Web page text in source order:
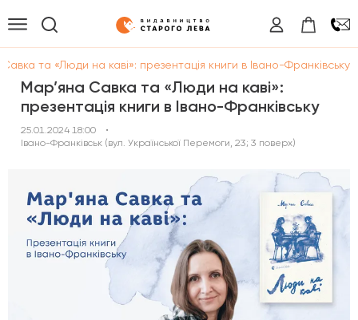
та «Люди на каві»: презентація книги в Івано-Франківську
Мар’яна Савка та «Люди на каві»:
презентація книги в Івано-Франківську
25.01.2024 18:00
•
Івано-Франківськ (вул. Української Перемоги, 23; 3 поверх)